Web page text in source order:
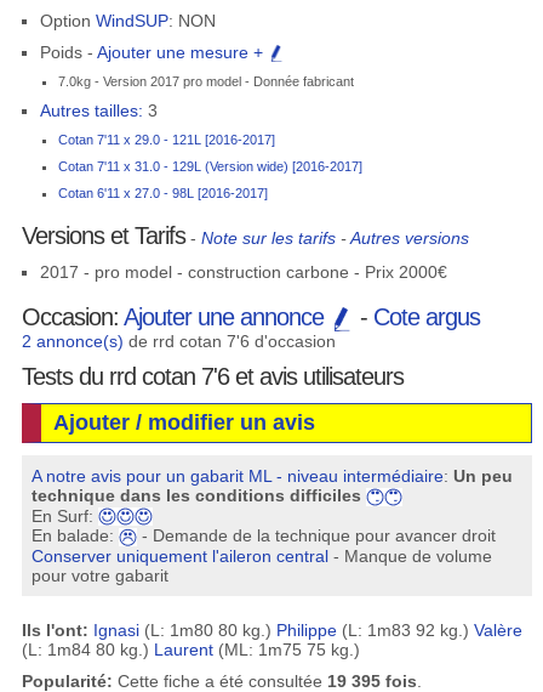
Option WindSUP: NON
Poids - Ajouter une mesure +
7.0kg - Version 2017 pro model - Donnée fabricant
Autres tailles: 3
Cotan 7'11 x 29.0 - 121L [2016-2017]
Cotan 7'11 x 31.0 - 129L (Version wide) [2016-2017]
Cotan 6'11 x 27.0 - 98L [2016-2017]
Versions et Tarifs- Note sur les tarifs-Autres versions
2017 - pro model - construction carbone - Prix 2000€
Occasion: Ajouter une annonce - Cote argus
2 annonce(s) de rrd cotan 7'6 d'occasion
Tests du rrd cotan 7'6 et avis utilisateurs
Ajouter / modifier un avis
A notre avis pour un gabarit ML - niveau intermédiaire:Un peu
technique dans les conditions difficiles
En Surf:
En balade:
- Demande de la technique pour avancer droit
Conserver uniquement l'aileron central - Manque de volume
pour votre gabarit
Ils l'ont: Ignasi(L: 1m80 80 kg.) Philippe(L: 1m83 92 kg.) Valère
(L: 1m84 80 kg.) Laurent(ML: 1m75 75 kg.)
Popularité: Cette fiche a été consultée 19 395 fois